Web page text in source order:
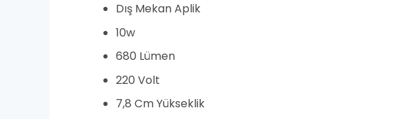
Dış Mekan Aplik
10w
680 Lümen
220 Volt
7,8 Cm Yükseklik